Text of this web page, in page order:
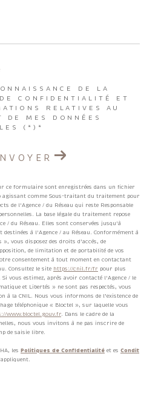
DE LA
CONFIDENTIALITÉ ET
RELATIVES AU
DE MES DONNÉES
(*)*
ce formulaire sont enregistrées dans un fichier
agissant comme Sous-traitant du traitement pour
de l'Agence / du Réseau qui reste Responsable
La base légale du traitement repose
/ du Réseau. Elles sont conservées jusqu'à
destinées à l'Agence / au Réseau. Conformément à
vous disposez des droits d’accès, de
de limitation et de portabilité de vos
consentement à tout moment en contactant
Consultez le site https://cnil.fr/fr pour plus
vous estimez, après avoir contacté l'Agence / le
et Libertés » ne sont pas respectés, vous
à la CNIL. Nous vous informons de l’existence de
téléphonique « Bloctel », sur laquelle vous
www.bloctel.gouv.fr. Dans le cadre de la
nous vous invitons à ne pas inscrire de
de saisie libre.
les Politiques de Confidentialité et es Condit